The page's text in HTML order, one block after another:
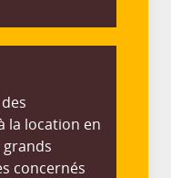
la location en
grands
concernés